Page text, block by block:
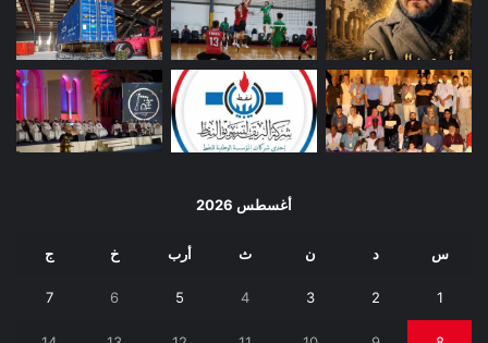
أغسطس 2026
س د ن ث أرب خ ج
1
2
3
4
5
6
7